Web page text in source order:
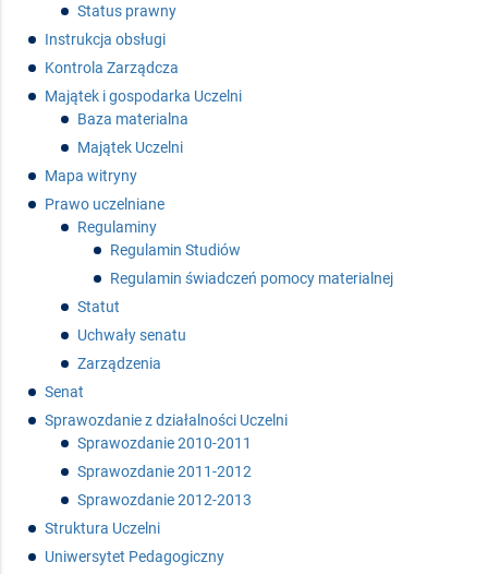
Status prawny
Instrukcja obsługi
Kontrola Zarządcza
Majątek i gospodarka Uczelni
Baza materialna
Majątek Uczelni
Mapa witryny
Prawo uczelniane
Regulaminy
Regulamin Studiów
Regulamin świadczeń pomocy materialnej
Statut
Uchwały senatu
Zarządzenia
Senat
Sprawozdanie z działalności Uczelni
Sprawozdanie 2010-2011
Sprawozdanie 2011-2012
Sprawozdanie 2012-2013
Struktura Uczelni
Uniwersytet Pedagogiczny